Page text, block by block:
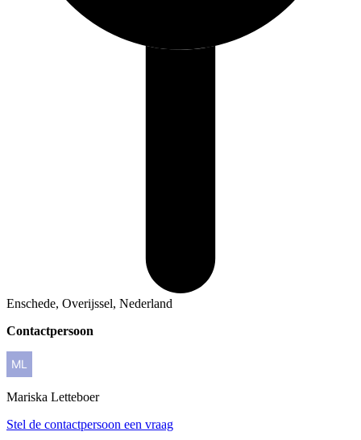
Enschede, Overijssel, Nederland
Contactpersoon
Mariska Letteboer
Stel de contactpersoon een vraag